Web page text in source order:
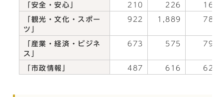
「安全・安心」 210 226 165
「観光・文化・スポー
ツ」
922 1,889 787
「産業・経済・ビジネ
ス」
673 575 797
「市政情報」 487 616 625